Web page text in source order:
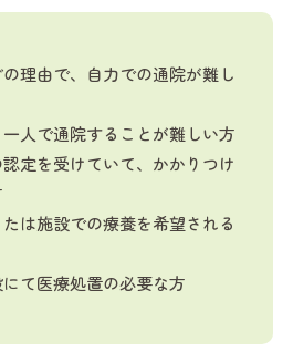
理由で、自力での通院が難し
人で通院することが難しい方
定を受けていて、かかりつけ
は施設での療養を希望される
て医療処置の必要な方